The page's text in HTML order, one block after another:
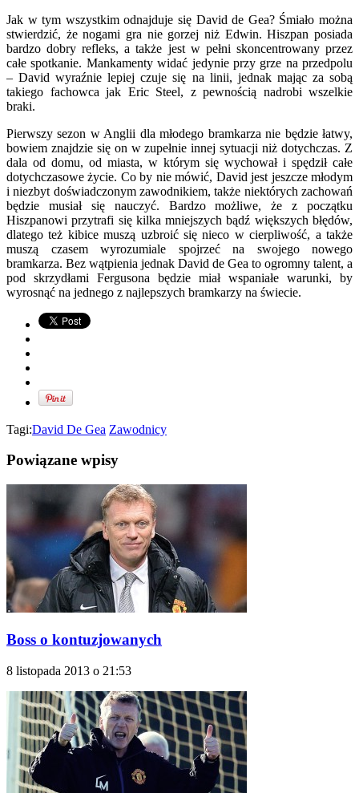
Jak w tym wszystkim odnajduje się David de Gea? Śmiało można
stwierdzić, że nogami gra nie gorzej niż Edwin. Hiszpan posiada
bardzo dobry refleks, a także jest w pełni skoncentrowany przez
całe spotkanie. Mankamenty widać jedynie przy grze na przedpolu
– David wyraźnie lepiej czuje się na linii, jednak mając za sobą
takiego fachowca jak Eric Steel, z pewnością nadrobi wszelkie
braki.
Pierwszy sezon w Anglii dla młodego bramkarza nie będzie łatwy,
bowiem znajdzie się on w zupełnie innej sytuacji niż dotychczas. Z
dala od domu, od miasta, w którym się wychował i spędził całe
dotychczasowe życie. Co by nie mówić, David jest jeszcze młodym
i niezbyt doświadczonym zawodnikiem, także niektórych zachowań
będzie musiał się nauczyć. Bardzo możliwe, że z początku
Hiszpanowi przytrafi się kilka mniejszych bądź większych błędów,
dlatego też kibice muszą uzbroić się nieco w cierpliwość, a także
muszą czasem wyrozumiale spojrzeć na swojego nowego
bramkarza. Bez wątpienia jednak David de Gea to ogromny talent, a
pod skrzydłami Fergusona będzie miał wspaniałe warunki, by
wyrosnąć na jednego z najlepszych bramkarzy na świecie.
Tagi:David De Gea Zawodnicy
Powiązane wpisy
Boss o kontuzjowanych
8 listopada 2013 o 21:53